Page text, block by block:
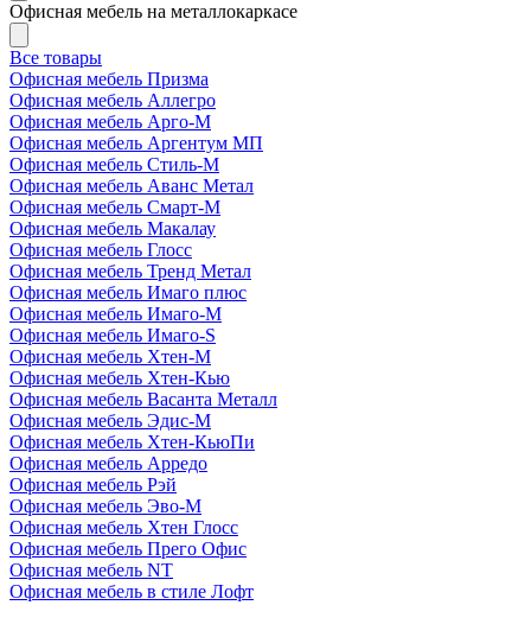
Офисная мебель на металлокаркасе
Все товары
Офисная мебель Призма
Офисная мебель Аллегро
Офисная мебель Арго-М
Офисная мебель Аргентум МП
Офисная мебель Стиль-М
Офисная мебель Аванс Метал
Офисная мебель Смарт-М
Офисная мебель Макалау
Офисная мебель Глосс
Офисная мебель Тренд Метал
Офисная мебель Имаго плюс
Офисная мебель Имаго-М
Офисная мебель Имаго-S
Офисная мебель Хтен-M
Офисная мебель Хтен-Кью
Офисная мебель Васанта Металл
Офисная мебель Эдис-M
Офисная мебель Хтен-КьюПи
Офисная мебель Арредо
Офисная мебель Рэй
Офисная мебель Эво-M
Офисная мебель Хтен Глосс
Офисная мебель Прего Офис
Офисная мебель NT
Офисная мебель в стиле Лофт